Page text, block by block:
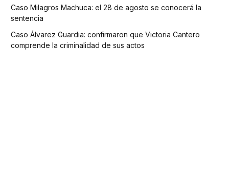
Caso Milagros Machuca: el 28 de agosto se conocerá la
sentencia
Caso Álvarez Guardia: confirmaron que Victoria Cantero
comprende la criminalidad de sus actos